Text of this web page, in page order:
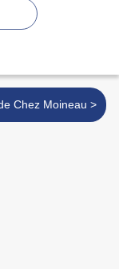
Du côté de Chez Moineau >